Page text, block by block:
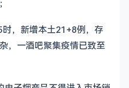
，新增本土21+8例，存
，一酒吧聚集疫情已致至